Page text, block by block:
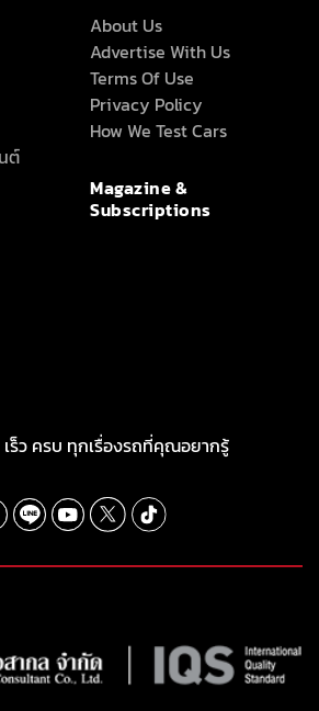
ต์
About Us
Advertise With Us
Terms Of Use
Privacy Policy
How We Test Cars
Magazine &
Subscriptions
ร็ว ครบ ทุกเรื่องรถที่คุณอยากรู้